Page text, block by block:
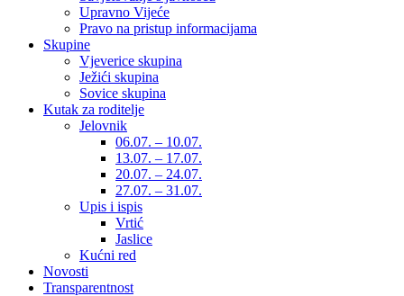
Upravno Vijeće
Pravo na pristup informacijama
Skupine
Vjeverice skupina
Ježići skupina
Sovice skupina
Kutak za roditelje
Jelovnik
06.07. – 10.07.
13.07. – 17.07.
20.07. – 24.07.
27.07. – 31.07.
Upis i ispis
Vrtić
Jaslice
Kućni red
Novosti
Transparentnost